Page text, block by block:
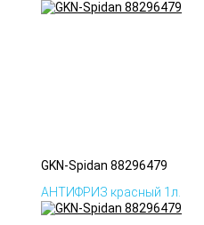
GKN-Spidan 88296479
АНТИФРИЗ красный 1л.